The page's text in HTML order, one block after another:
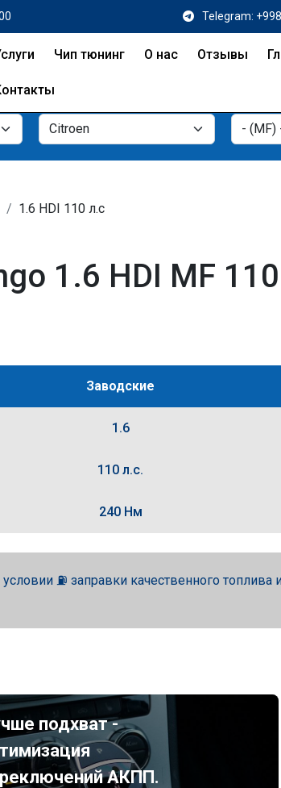
Telegram:
Чип тюнинг О нас Отзывы
1.6 HDI 110 л.с
1.6 HDI MF
Заводские
1.6
110 л.с.
240 Нм
⛽ заправки качественного
подхват -
АКПП.